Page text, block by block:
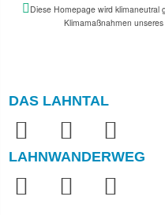
Diese Homepage wird
Klimamaßnahmen
DAS LAHNTAL
LAHNWANDERWEG